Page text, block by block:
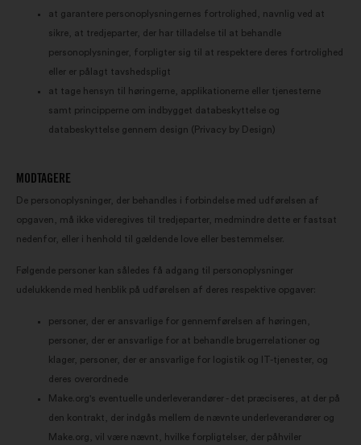
at garantere personoplysningernes fortrolighed, navnlig ved at
sikre, at tredjeparter, der har tilladelse til at behandle
personoplysninger, forpligter sig til at respektere deres fortrolighed
eller er pålagt tavshedspligt
at tage hensyn til høringerne, applikationerne eller tjenesterne
samt principperne om indbygget databeskyttelse og
databeskyttelse gennem design (Privacy by Design)
MODTAGERE
De personoplysninger, der behandles i forbindelse med udførelsen af
opgaven, må ikke videregives til tredjeparter, medmindre dette er fastsat
nedenfor, eller i henhold til gældende love eller bestemmelser.
Følgende personer kan således få adgang til personoplysninger
udelukkende med henblik på udførelsen af deres respektive opgaver:
personer, der er ansvarlige for gennemførelsen af høringen,
personer, der er ansvarlige for at behandle brugerrelationer og
klager, personer, der er ansvarlige for logistik og IT-tjenester, og
deres overordnede
Make.org's eventuelle underleverandører - det præciseres, at der på
den kontrakt, der indgås mellem de nævnte underleverandører og
Make.org, vil være nævnt, hvilke forpligtelser, der påhviler